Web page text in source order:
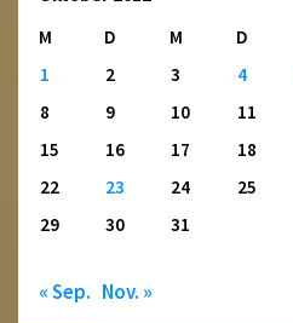
M
D M D
1
2 3 4
8
9 10 11
15
16 17 18
22
23 24 25
29
30 31
« Sep. Nov. »